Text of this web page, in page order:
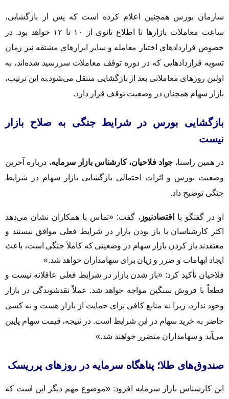
سازمان بورس همچنین اعلام کرده است که پس از بازگشایی،
ساعت معاملات بازارها تا اطلاع ثانوی از ۱۰ تا ۱۲ خواهد بود. در
خصوص قراردادهای اختیار معامله و سایر ابزارهای مشتقه نیز زمان
تسویه قراردادهایی که در دوره توقف معاملات سررسید شده‌اند، به
اولین روزهای معاملاتی بعد از بازگشایی منتقل می‌شود.به این ترتیب،
بازار سهام همچنان در وضعیت توقف قرار دارد.
بازگشایی بورس در شرایط جنگی به صلاح بازار
نیست
در همین راستا، جواد فلاحیان، کارشناس بازار سرمایه، درباره آخرین
وضعیت بورس و اثرات احتمالی بازگشایی بازار سهام در شرایط
جنگی توضیح داد.
او در گفتگو با اقتصادنیوز ، گفت: «تماس با همکاران نشان می‌دهد
اکثر کارشناسان با باز بودن بازار در شرایط فعلی موافق نیستند و
معتقدند باز کردن بازار سهام در وضعیتی که کاملاً جنگی است، باعث
ایجاد ابهامات و ضرر و زیان برای سهامداران خواهد شد.»
فلاحیان تأکید کرد: «باز شدن بازار در شرایط فعلی عاقلانه نیست و
قطعاً با فروش سنگین مواجه خواهد شد. عملاً نقدشوندگی در بازار
وجود ندارد، زیرا نه منابع کافی برای حمایت از بازار هست و نه کسی
حاضر به خرید سهام در این شرایط است. در نتیجه، قیمت سهام پایین
می‌آید و سهامداران متضرر خواهند شد.»
صندوق‌های طلا؛ پناهگاه سرمایه در روزهای پرریسک
این کارشناس بازار سرمایه افزود: «موضوع مهم دیگر این است که